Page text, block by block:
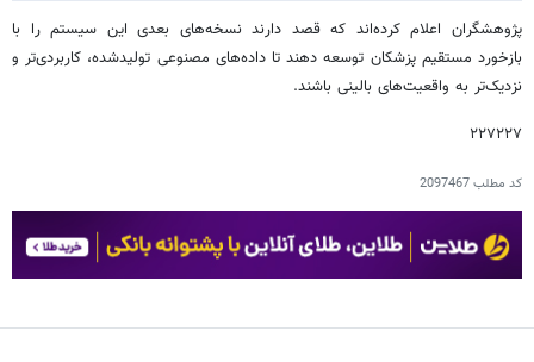
پژوهشگران اعلام کرده‌اند که قصد دارند نسخه‌های بعدی این سیستم را با
بازخورد مستقیم پزشکان توسعه دهند تا داده‌های مصنوعی تولیدشده، کاربردی‌تر و
نزدیک‌تر به واقعیت‌های بالینی باشند.
۲۲۷۲۲۷
کد مطلب2097467